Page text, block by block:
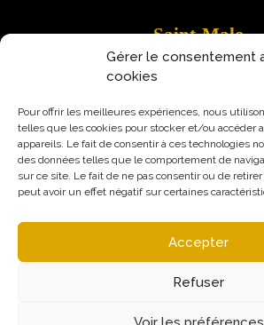
Gérer le consentement
cookies
Pour offrir les meilleures expériences, nous
telles que les cookies pour stocker et/ou accéder
appareils. Le fait de consentir à ces technologies
des données telles que le comportement de
sur ce site. Le fait de ne pas consentir ou de
peut avoir un effet négatif sur certaines
Accepter
Refuser
Saint-Malo
9 Rue Robert
35400 Saint-Malo
Mentions légales Politique de